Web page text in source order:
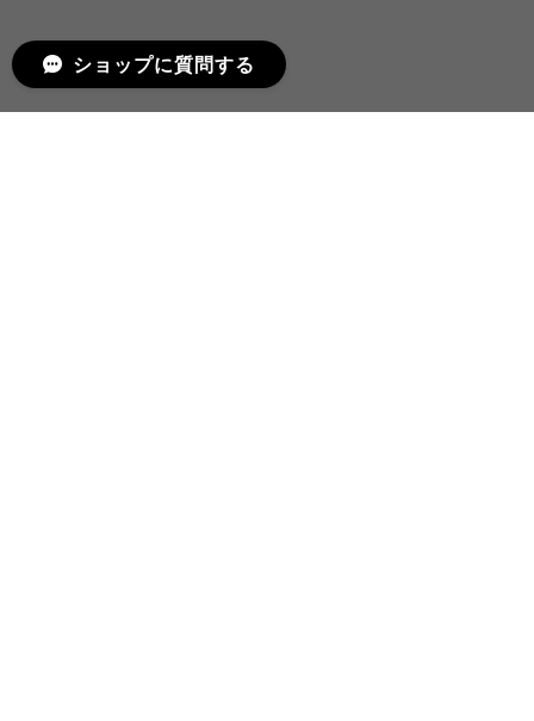
ショップに質問する